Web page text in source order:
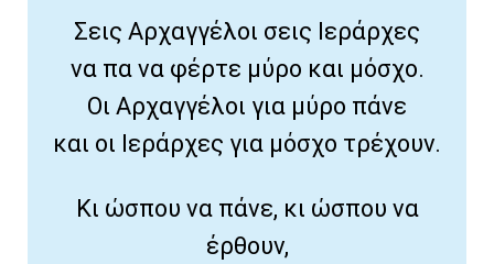
Σεις Αρχαγγέλοι σεις Ιεράρχες
να πα να φέρτε μύρο και μόσχο.
Οι Αρχαγγέλοι για μύρο πάνε
και οι Ιεράρχες για μόσχο τρέχουν.
Κι ώσπου να πάνε, κι ώσπου να
έρθουν,